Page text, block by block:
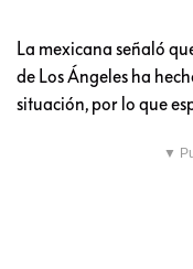
La mexicana señaló
de Los Ángeles ha
situación, por lo que
▼